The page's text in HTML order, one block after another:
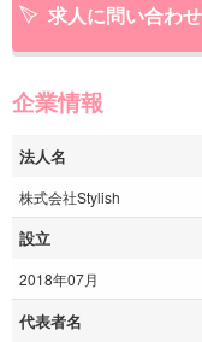
求人に問い合わ
企業情報
法人名
株式会社Stylish
設立
2018年07月
代表者名